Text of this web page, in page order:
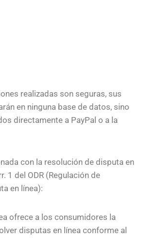
realizadas son seguras, sus
en ninguna base de datos, sino
directamente a PayPal o a la
con la resolución de disputa en
1 del ODR (Regulación de
en línea):
ofrece a los consumidores la
disputas en línea conforme al